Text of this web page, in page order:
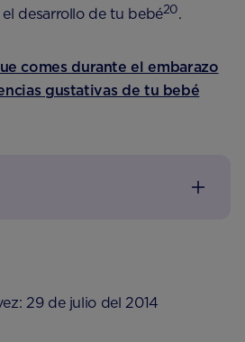
desarrollo de tu bebé20.
comes durante el embarazo
gustativas de tu bebé
29 de julio del 2014